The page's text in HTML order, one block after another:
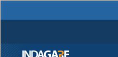
lateral